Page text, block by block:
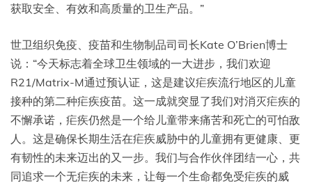
获取安全、有效和高质量的卫生产品。”
世卫组织免疫、疫苗和生物制品司司长Kate O’Brien博士
说：“今天标志着全球卫生领域的一大进步，我们欢迎
R21/Matrix-M通过预认证，这是建议疟疾流行地区的儿童
接种的第二种疟疾疫苗。这一成就突显了我们对消灭疟疾的
不懈承诺，疟疾仍然是一个给儿童带来痛苦和死亡的可怕敌
人。这是确保长期生活在疟疾威胁中的儿童拥有更健康、更
有韧性的未来迈出的又一步。我们与合作伙伴团结一心，共
同追求一个无疟疾的未来，让每一个生命都免受疟疾的威